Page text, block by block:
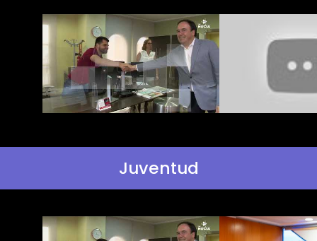
Juventud